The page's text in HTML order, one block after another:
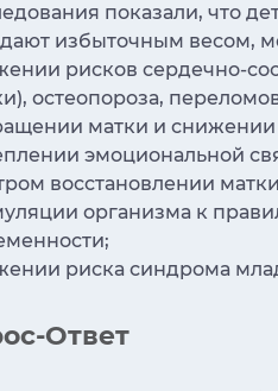
показали, что
избыточным весом,
рисков сердечно-
остеопороза,
матки и снижении
эмоциональной
восстановлении
организма к
риска синдрома
Ответ